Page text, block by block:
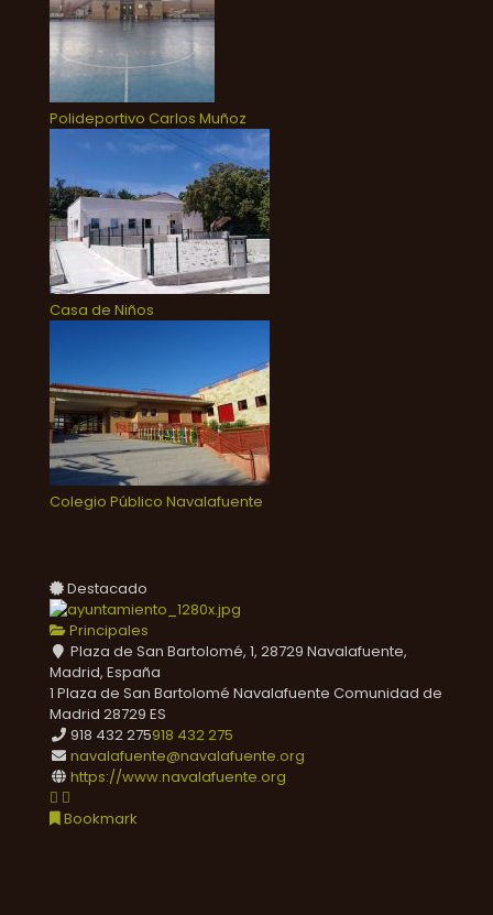
Polideportivo Carlos Muñoz
Casa de Niños
Colegio Público Navalafuente
Destacado
Principales
Plaza de San Bartolomé, 1, 28729 Navalafuente,
Madrid, España
1 Plaza de San Bartolomé Navalafuente Comunidad de
Madrid 28729 ES
918 432 275918 432 275
navalafuente@navalafuente.org
https://www.navalafuente.org
Bookmark